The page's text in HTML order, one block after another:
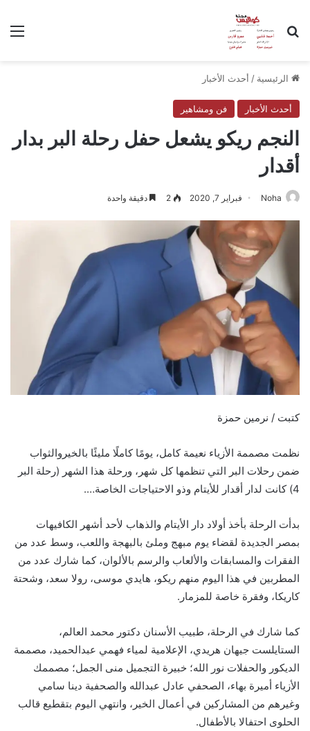
بحث عن
الرئيسية / أحدث الأخبار
أحدث الأخبار فن ومشاهير
النجم ريكو يشعل حفل رحلة البر بدار
أقدار
Noha فبراير 7, 2020 2 دقيقة واحدة
كتبت / نرمين حمزة
نظمت مصممة الأزياء نعيمة كامل، يومًا كاملًا مليئًا بالخيروالثواب
ضمن رحلات البر التي تنظمها كل شهر، ورحلة هذا الشهر (رحلة البر
4) كانت لدار أقدار للأيتام وذو الاحتياجات الخاصة….
بدأت الرحلة بأخذ أولاد دار الأيتام والذهاب لأحد أشهر الكافيهات
بمصر الجديدة لقضاء يوم مبهج وملئ بالبهجة واللعب، وسط عدد من
الفقرات والمسابقات والألعاب والرسم بالألوان، كما شارك عدد من
المطربين في هذا اليوم منهم ريكو، هايدي موسى، رولا سعد، وشحتة
كاريكا، وفقرة خاصة للمزمار.
كما شارك في الرحلة، طبيب الأسنان دكتور محمد العالم،
الستايلست جيهان هريدي، الإعلامية لمياء فهمي عبدالحميد، مصممة
الديكور والحفلات نور الله؛ خبيرة التجميل منى الجمل؛ مصممك
الأزياء أميرة بهاء، الصحفي عادل عبدالله والصحفية دينا سامي
وغيرهم من المشاركين في أعمال الخير، وانتهي اليوم بتقطيع قالب
الحلوى احتفالا بالأطفال.